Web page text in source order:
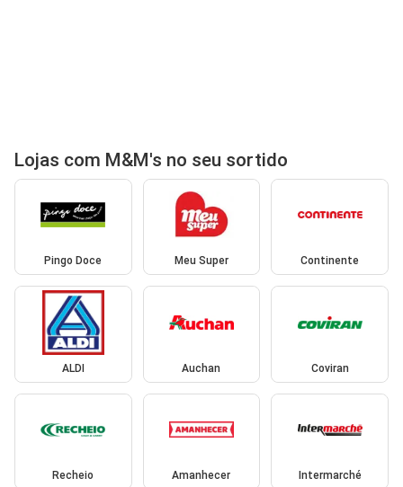
Lojas com M&M's no seu sortido
Pingo Doce Meu Super Continente
ALDI Auchan Coviran
Recheio Amanhecer Intermarché